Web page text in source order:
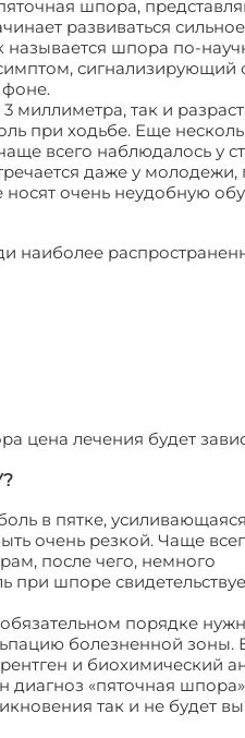
шпора,
развиваться сильное
называется шпора по-
сигнализирующий
так и
при ходьбе. Еще
всего наблюдалось у
даже у молодежи,
очень неудобную
наиболее
цена лечения будет
в пятке,
очень резкой. Чаще
после чего, немного
при шпоре
порядке
болезненной зоны.
и биохимический
диагноз «пяточная
так и не будет